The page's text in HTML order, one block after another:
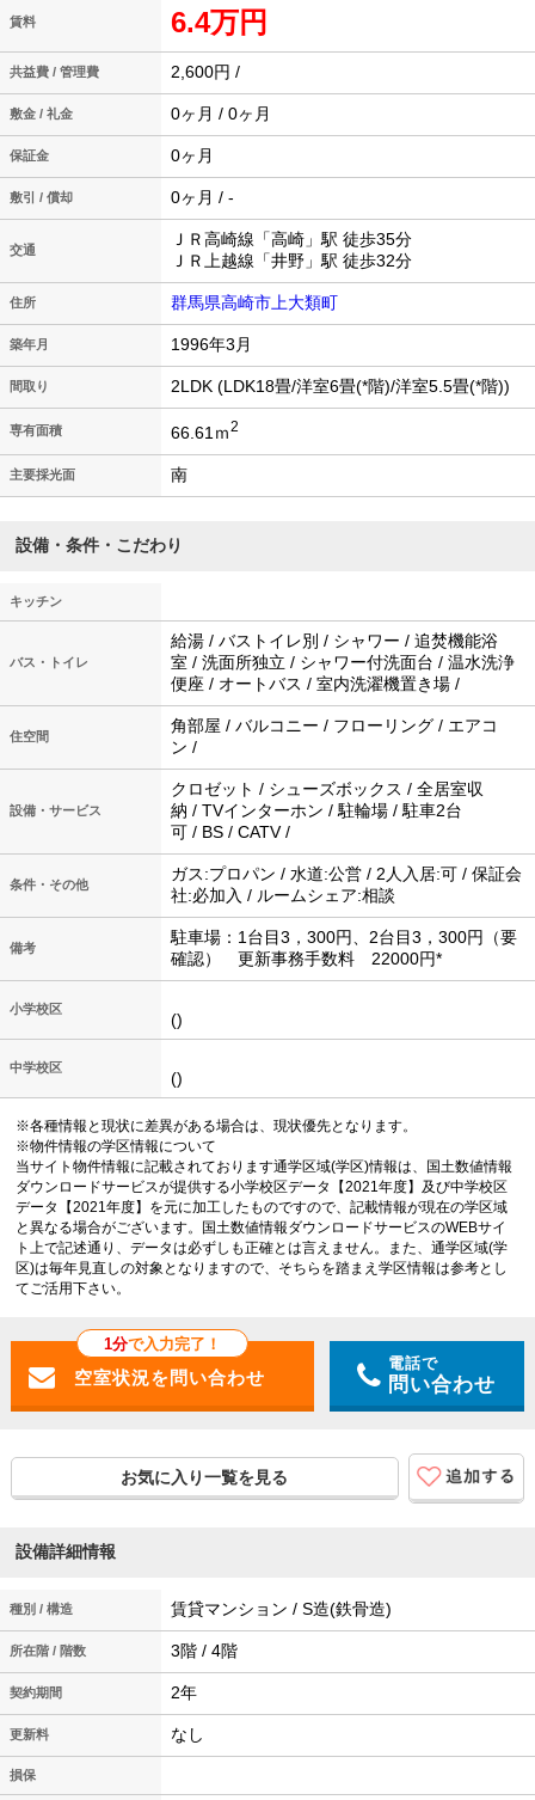
賃料 6.4万円
共益費 / 管理費 2,600円 /
敷金 / 礼金 0ヶ月 / 0ヶ月
保証金 0ヶ月
敷引 / 償却 0ヶ月 / -
交通
ＪＲ高崎線「高崎」駅 徒歩35分
ＪＲ上越線「井野」駅 徒歩32分
住所 群馬県高崎市上大類町
築年月 1996年3月
間取り 2LDK (LDK18畳/洋室6畳(*階)/洋室5.5畳(*階))
専有面積 66.61ｍ2
主要採光面 南
設備・条件・こだわり
キッチン
バス・トイレ
給湯 / バストイレ別 / シャワー / 追焚機能浴
室 / 洗面所独立 / シャワー付洗面台 / 温水洗浄
便座 / オートバス / 室内洗濯機置き場 /
住空間
角部屋 / バルコニー / フローリング / エアコ
ン /
設備・サービス
クロゼット / シューズボックス / 全居室収
納 / TVインターホン / 駐輪場 / 駐車2台
可 / BS / CATV /
条件・その他
ガス:プロパン / 水道:公営 / 2人入居:可 / 保証会
社:必加入 / ルームシェア:相談
備考
駐車場：1台目3，300円、2台目3，300円（要
確認） 更新事務手数料 22000円*
小学校区
()
中学校区
()
※各種情報と現状に差異がある場合は、現状優先となります。
※物件情報の学区情報について
当サイト物件情報に記載されております通学区域(学区)情報は、国土数値情報
ダウンロードサービスが提供する小学校区データ【2021年度】及び中学校区
データ【2021年度】を元に加工したものですので、記載情報が現在の学区域
と異なる場合がございます。国土数値情報ダウンロードサービスのWEBサイ
ト上で記述通り、データは必ずしも正確とは言えません。また、通学区域(学
区)は毎年見直しの対象となりますので、そちらを踏まえ学区情報は参考とし
てご活用下さい。
1分で入力完了！
電話で
問い合わせ
お気に入り一覧を見る
設備詳細情報
種別 / 構造 賃貸マンション / S造(鉄骨造)
所在階 / 階数 3階 / 4階
契約期間 2年
更新料 なし
損保